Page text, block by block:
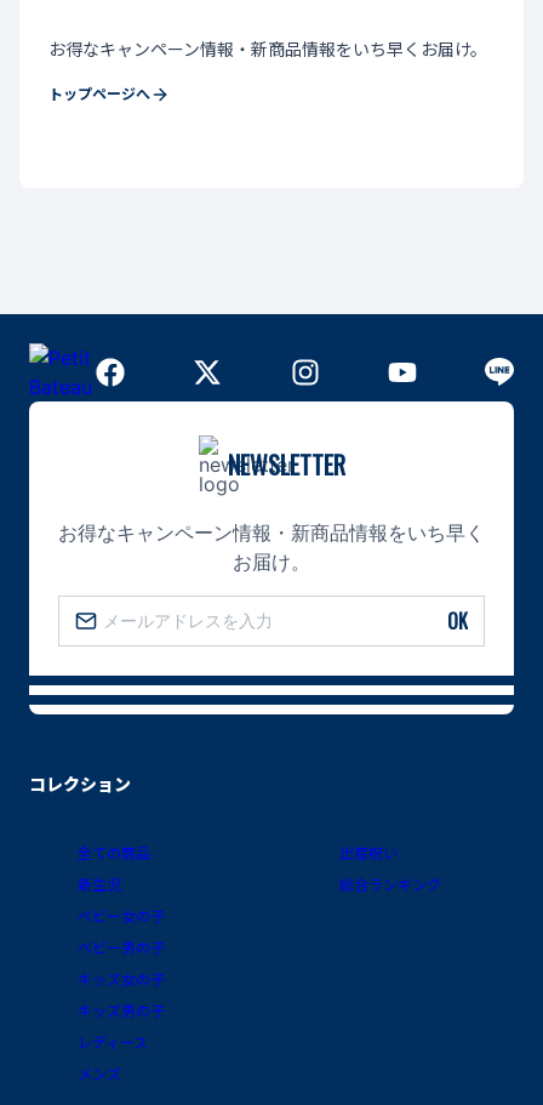
お得なキャンペーン情報・新商品情報をいち早くお届け。
トップページへ
コレクション
全ての商品
新生児
ベビー女の子
ベビー男の子
キッズ女の子
キッズ男の子
レディース
メンズ
出産祝い
総合ランキング
NEWSLETTER
お得なキャンペーン情報・新商品情報をいち早く
お届け。
OK